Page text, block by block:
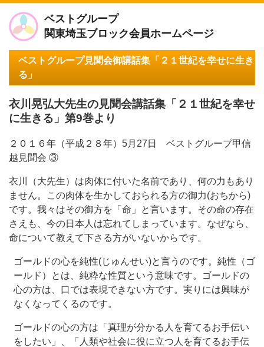
ベストグループ
関東埼玉ブロック会員ホームページ
ベストグループ見聞会御講話集「２１世紀を幸せに生き
る」
衣川晃弘大先生の見聞会講話集「２１世紀を幸せ
に生きる」第9巻より
２０１６年（平成２８年）5月27日 ベストグループ甲信
越見聞会 ③
衣川（大先生）は肉体に付いた名前であり、何の力もあり
ません。この肉体を生かしておられる方の御力(おちから)
です。我々はその御方を「命」と言います。その命の存在
さえも、今の日本人は忘れてしまっています。なぜなら、
命について教えて下さる方がいないからです。
ゴールドの心を純性(じゅんせい)と言うのです。純性（ゴ
ールド）とは、純粋な性質という意味です。ゴールドの
心の方は、口では表現できない方です。実りには興味が
なくなってくるのです。
ゴールドの心の方は「真理が分かる人を育てるお手伝い
をしたい」、「人類や社会に役に立つ人を育てるお手伝